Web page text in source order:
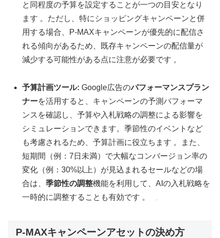
と同程度の予算を設定することが一つの目安となり
ます 。ただし、特にショッピングキャンペーンと併
用する場合、P-MAXキャンペーンが優先的に配信さ
れる傾向があるため、既存キャンペーンの配信量が
減少する可能性がある点に注意が必要です 。
予算計画ツール: Google広告のパフォーマンスプラン
ナーを活用すると、キャンペーンの予測パフォーマ
ンスを確認し、予算や入札戦略の調整による影響を
シミュレーションできます。季節性のイベントなど
も考慮されるため、予算計画に役立ちます 。また、
短期間（例：7日未満）で大幅なコンバージョン率の
変化（例：30%以上）が見込まれるセールなどの場
合は、季節性の調整機能を利用して、AIの入札戦略を
一時的に調整することも有効です 。
P-MAXキャンペーンアセットの決め方